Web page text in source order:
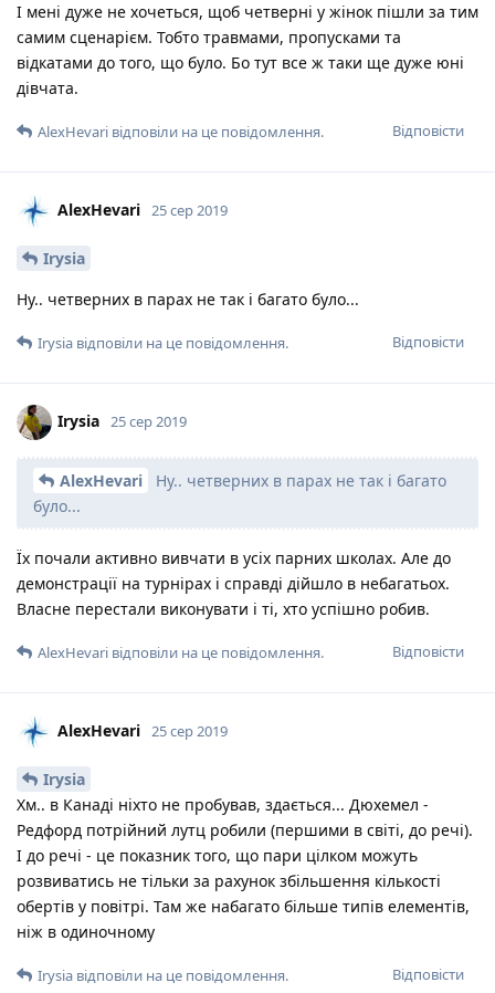
І мені дуже не хочеться, щоб четверні у жінок пішли за тим
самим сценарієм. Тобто травмами, пропусками та
відкатами до того, що було. Бо тут все ж таки ще дуже юні
дівчата.
Відповісти
AlexHevari відповіли на це повідомлення.
AlexHevari 25 сер 2019
Irysia
Ну.. четверних в парах не так і багато було...
Відповісти
Irysia відповіли на це повідомлення.
Irysia 25 сер 2019
AlexHevari
Ну.. четверних в парах не так і багато
було...
Їх почали активно вивчати в усіх парних школах. Але до
демонстрації на турнірах і справді дійшло в небагатьох.
Власне перестали виконувати і ті, хто успішно робив.
Відповісти
AlexHevari відповіли на це повідомлення.
AlexHevari 25 сер 2019
Irysia
Хм.. в Канаді ніхто не пробував, здається... Дюхемел -
Редфорд потрійний лутц робили (першими в світі, до речі).
І до речі - це показник того, що пари цілком можуть
розвиватись не тільки за рахунок збільшення кількості
обертів у повітрі. Там же набагато більше типів елементів,
ніж в одиночному
Відповісти
Irysia відповіли на це повідомлення.